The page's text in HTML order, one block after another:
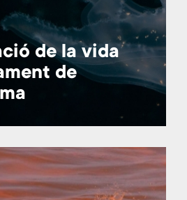
de la vida
de